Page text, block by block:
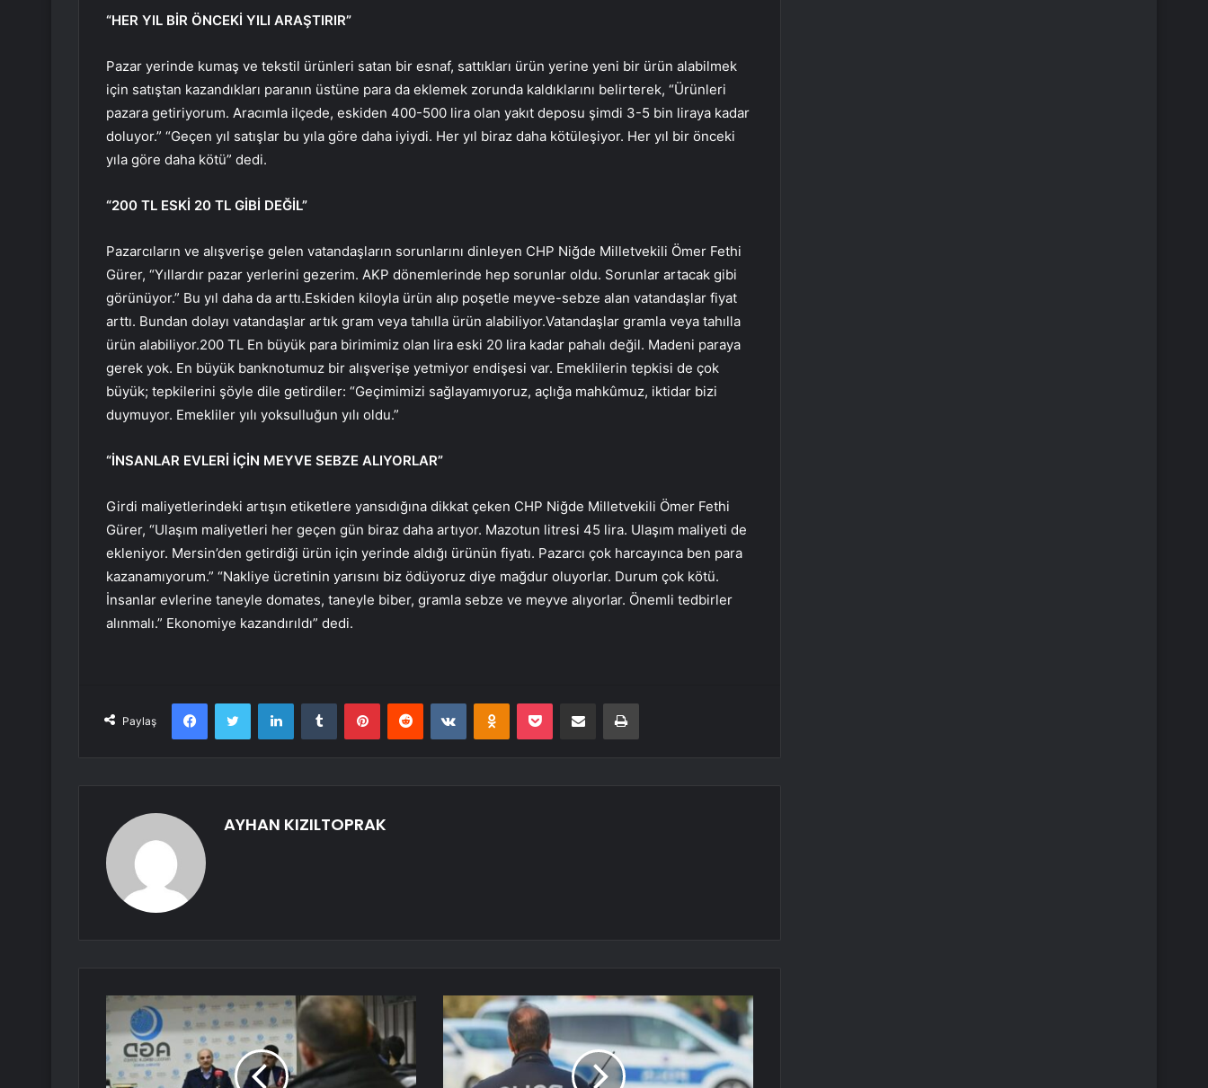
“HER YIL BİR ÖNCEKİ YILI ARAŞTIRIR”
Pazar yerinde kumaş ve tekstil ürünleri satan bir esnaf, sattıkları ürün yerine yeni bir ürün alabilmek
için satıştan kazandıkları paranın üstüne para da eklemek zorunda kaldıklarını belirterek, “Ürünleri
pazara getiriyorum. Aracımla ilçede, eskiden 400-500 lira olan yakıt deposu şimdi 3-5 bin liraya kadar
doluyor.” “Geçen yıl satışlar bu yıla göre daha iyiydi. Her yıl biraz daha kötüleşiyor. Her yıl bir önceki
yıla göre daha kötü” dedi.
“200 TL ESKİ 20 TL GİBİ DEĞİL”
Pazarcıların ve alışverişe gelen vatandaşların sorunlarını dinleyen CHP Niğde Milletvekili Ömer Fethi
Gürer, “Yıllardır pazar yerlerini gezerim. AKP dönemlerinde hep sorunlar oldu. Sorunlar artacak gibi
görünüyor.” Bu yıl daha da arttı.Eskiden kiloyla ürün alıp poşetle meyve-sebze alan vatandaşlar fiyat
arttı. Bundan dolayı vatandaşlar artık gram veya tahılla ürün alabiliyor.Vatandaşlar gramla veya tahılla
ürün alabiliyor.200 TL En büyük para birimimiz olan lira eski 20 lira kadar pahalı değil. Madeni paraya
gerek yok. En büyük banknotumuz bir alışverişe yetmiyor endişesi var. Emeklilerin tepkisi de çok
büyük; tepkilerini şöyle dile getirdiler: “Geçimimizi sağlayamıyoruz, açlığa mahkûmuz, iktidar bizi
duymuyor. Emekliler yılı yoksulluğun yılı oldu.”
“İNSANLAR EVLERİ İÇİN MEYVE SEBZE ALIYORLAR”
Girdi maliyetlerindeki artışın etiketlere yansıdığına dikkat çeken CHP Niğde Milletvekili Ömer Fethi
Gürer, “Ulaşım maliyetleri her geçen gün biraz daha artıyor. Mazotun litresi 45 lira. Ulaşım maliyeti de
ekleniyor. Mersin’den getirdiği ürün için yerinde aldığı ürünün fiyatı. Pazarcı çok harcayınca ben para
kazanamıyorum.” “Nakliye ücretinin yarısını biz ödüyoruz diye mağdur oluyorlar. Durum çok kötü.
İnsanlar evlerine taneyle domates, taneyle biber, gramla sebze ve meyve alıyorlar. Önemli tedbirler
alınmalı.” Ekonomiye kazandırıldı” dedi.
Paylaş
FacebookTwitter LinkedInTumblr PinterestReddit VKontakteOdnoklassniki
Pocket E-Posta ile paylaş Yazdır
AYHAN KIZILTOPRAK